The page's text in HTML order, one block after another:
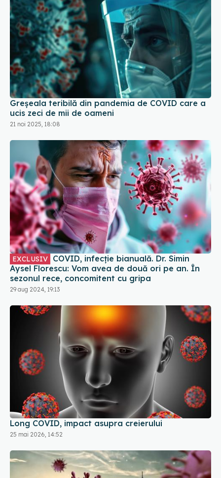
Greșeala teribilă din pandemia de COVID care a
ucis zeci de mii de oameni
21 noi 2025, 18:08
EXCLUSIV
Aysel Florescu: Vom avea de două ori pe an. În
sezonul rece, concomitent cu gripa
29 aug 2024, 19:13
Long COVID, impact asupra creierului
25 mai 2026, 14:52